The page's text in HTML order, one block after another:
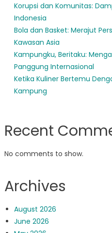
Korupsi dan Komunitas:
Indonesia
Bola dan Basket: Merajut
Kawasan Asia
Kampungku, Beritaku:
Panggung Internasional
Ketika Kuliner Bertemu
Kampung
Recent
No comments to show.
Archives
August 2026
June 2026